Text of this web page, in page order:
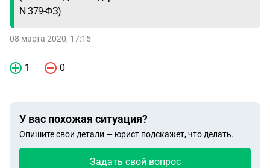
N 379-ФЗ)
08 марта 2020, 17:15
1 0
У вас похожая ситуация?
Опишите свои детали — юрист подскажет, что делать.
Задать свой вопрос